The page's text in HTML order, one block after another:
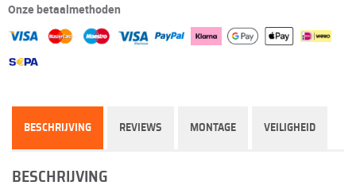
Onze betaalmethoden
BESCHRIJVING REVIEWS MONTAGE VEILIGHEID
BESCHRIJVING